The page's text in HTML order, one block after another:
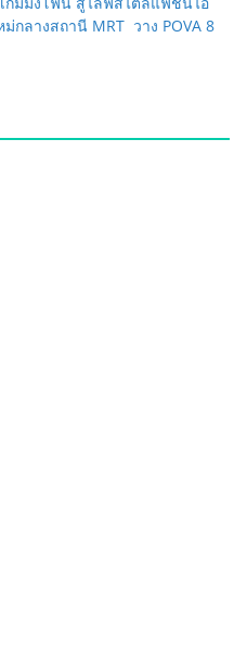
กลางสถานี MRT วาง POVA 8